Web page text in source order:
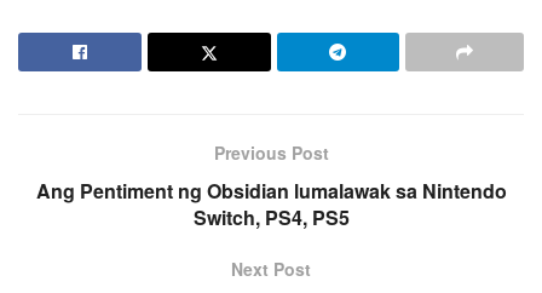
Previous Post
Ang Pentiment ng Obsidian lumalawak sa Nintendo
Switch, PS4, PS5
Next Post